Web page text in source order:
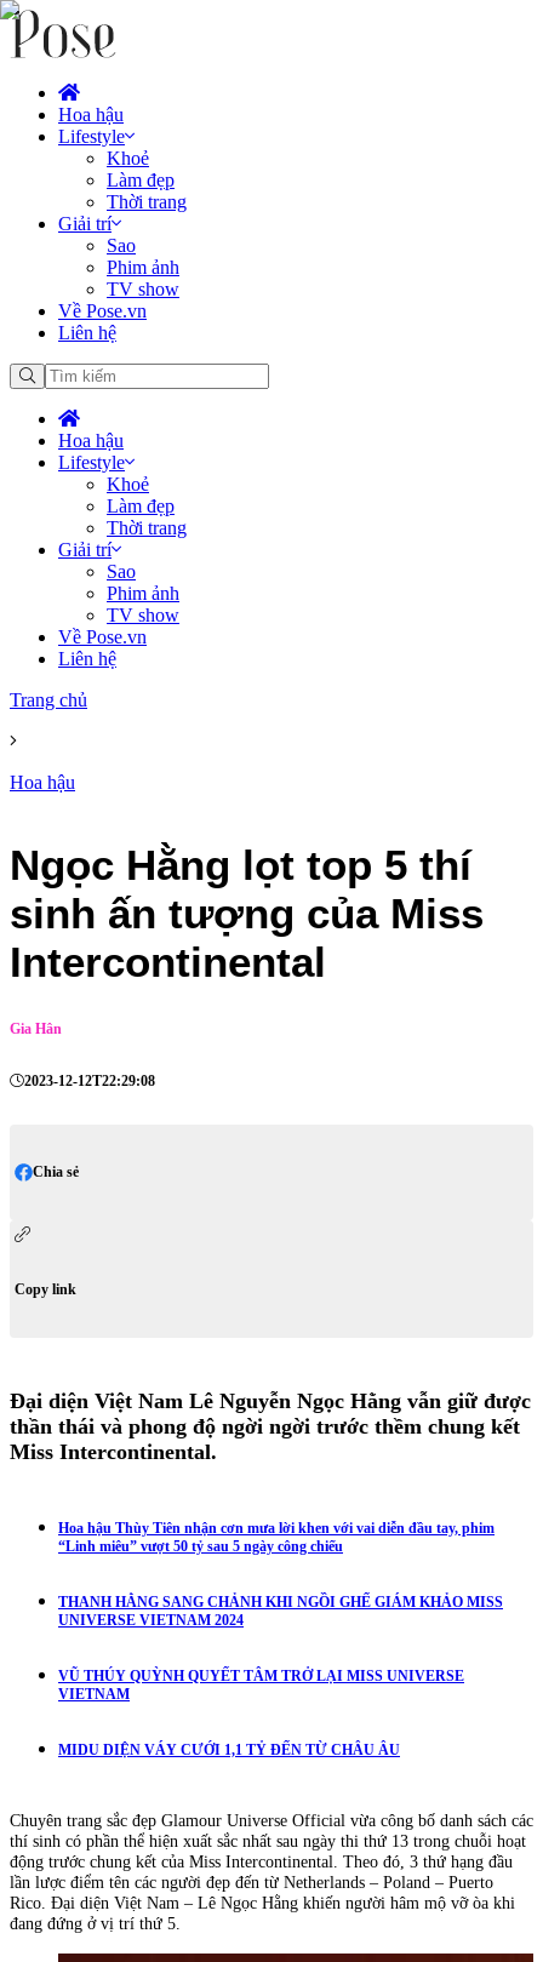
Hoa hậu
Lifestyle
Khoẻ
Làm đẹp
Thời trang
Giải trí
Sao
Phim ảnh
TV show
Về Pose.vn
Liên hệ
Hoa hậu
Lifestyle
Khoẻ
Làm đẹp
Thời trang
Giải trí
Sao
Phim ảnh
TV show
Về Pose.vn
Liên hệ
Trang chủ
Hoa hậu
Ngọc Hằng lọt top 5 thí
sinh ấn tượng của Miss
Intercontinental
Gia Hân
2023-12-12T22:29:08
Chia sẻ
Copy link
Đại diện Việt Nam Lê Nguyễn Ngọc Hằng vẫn giữ được
thần thái và phong độ ngời ngời trước thềm chung kết
Miss Intercontinental.
Hoa hậu Thùy Tiên nhận cơn mưa lời khen với vai diễn đầu tay, phim
“Linh miêu” vượt 50 tỷ sau 5 ngày công chiếu
THANH HẰNG SANG CHẢNH KHI NGỒI GHẾ GIÁM KHẢO MISS
UNIVERSE VIETNAM 2024
VŨ THÚY QUỲNH QUYẾT TÂM TRỞ LẠI MISS UNIVERSE
VIETNAM
MIDU DIỆN VÁY CƯỚI 1,1 TỶ ĐẾN TỪ CHÂU ÂU
Chuyên trang sắc đẹp Glamour Universe Official vừa công bố danh sách các
thí sinh có phần thể hiện xuất sắc nhất sau ngày thi thứ 13 trong chuỗi hoạt
động trước chung kết của Miss Intercontinental. Theo đó, 3 thứ hạng đầu
lần lược điểm tên các người đẹp đến từ Netherlands – Poland – Puerto
Rico. Đại diện Việt Nam – Lê Ngọc Hằng khiến người hâm mộ vỡ òa khi
đang đứng ở vị trí thứ 5.